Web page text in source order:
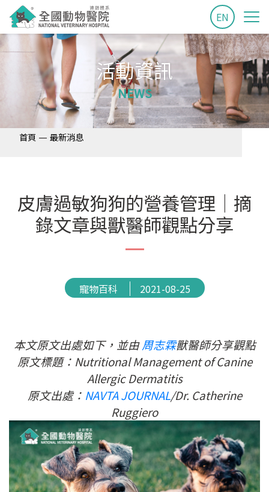
EN
活動資訊
NEWS
首頁 — 最新消息
皮膚過敏狗狗的營養管理│摘
錄文章與獸醫師觀點分享
寵物百科 2021-08-25
本文原文出處如下，並由周志霖獸醫師分享觀點
原文標題：Nutritional Management of Canine
Allergic Dermatitis
原文出處： NAVTAJOURNAL/Dr. Catherine
Ruggiero